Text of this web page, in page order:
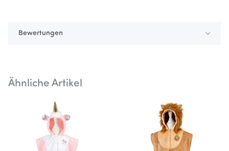
Bewertungen
Ähnliche Artikel